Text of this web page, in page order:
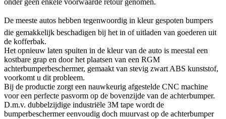
onder geen enkele voorwaarde retour genomen.
De meeste autos hebben tegenwoordig in kleur gespoten bumpers
die gemakkelijk beschadigen bij het in of uitladen van goederen uit
de kofferbak.
Het opnieuw laten spuiten in de kleur van de auto is meestal een
kostbare grap en door het plaatsen van een RGM
achterbumperbeschermer, gemaakt van stevig zwart ABS kunststof,
voorkomt u dit probleem.
Bij de productie zorgt een nauwkeurig afgestelde CNC machine
voor een perfecte pasvorm op de bovenzijde van de achterbumper.
D.m.v. dubbelzijdige industriële 3M tape wordt de
bumperbeschermer eenvoudig doch muurvast op de achterbumper